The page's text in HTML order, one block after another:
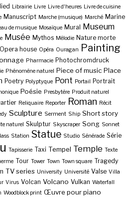
Librairie Livre Livre d'heures Livre de cuisine
Manuscript Marche (musique) Marché Marine
de musique Mosaïque Mural Museum
Musée Mythos Mélodie Nature morte
Opera house Opéra Ouragan Painting
Pharmacie Photochromdruck
Phénomène naturel Piece of music Place
Poetry Polyptyque Pont Portail Portrait
Poésie Presbytère Produit naturel
Reliquaire Reporter Roman Récit
Sculpture Serment Ship Short story
naturel Skulptur Skyscraper Song Sonnet
Station Statue Studio Sénérade Série
Tapisserie Taxi Tempel Temple Texte
Tour Tower Town Town square Tragedy
TV series University Université Valse Villa
Virus Volcan Volcano Vulkan Waterfall
Woodblock print Œuvre pour piano